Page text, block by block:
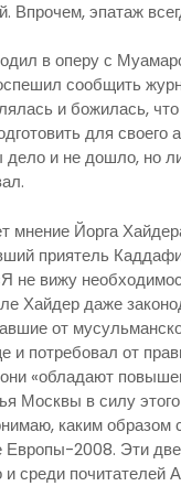
Впрочем, эпатаж
в оперу с
сообщить
и божилась,
для
и не дошло, но
Йорга
приятель
не вижу
Хайдер даже
от
и потребовал от
«обладают
Москвы в силу
каким
2008. Эти
среди почитателей